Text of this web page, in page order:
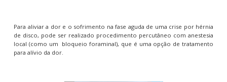
Para aliviar a dor e o sofrimento na fase aguda de uma crise por hérnia
de disco, pode ser realizado procedimento percutâneo com anestesia
local (como um bloqueio foraminal), que é uma opção de tratamento
para alívio da dor.